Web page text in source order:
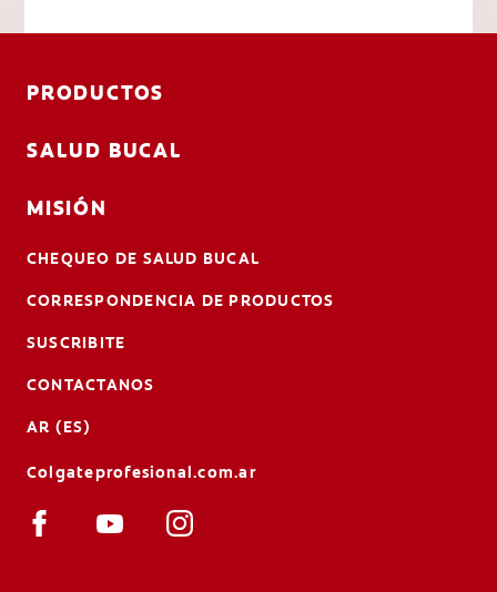
PRODUCTOS
SALUD BUCAL
MISIÓN
CHEQUEO DE SALUD BUCAL
CORRESPONDENCIA DE PRODUCTOS
SUSCRIBITE
CONTACTANOS
AR (ES)
Colgateprofesional.com.ar